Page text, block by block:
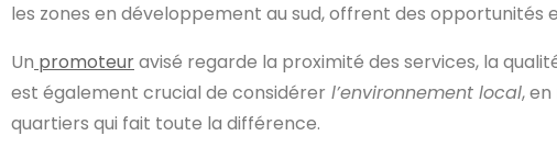
les zones en développement au sud, offrent des opportunités
Un promoteuravisé regarde la proximité des services, la
est également crucial de considérer l’environnement local,
quartiers qui fait toute la différence.